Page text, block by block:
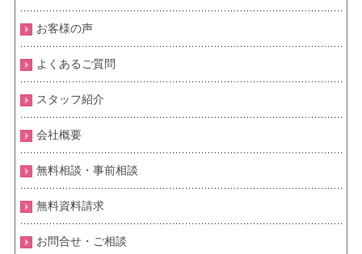
お客様の声
よくあるご質問
スタッフ紹介
会社概要
無料相談・事前相談
無料資料請求
お問合せ・ご相談